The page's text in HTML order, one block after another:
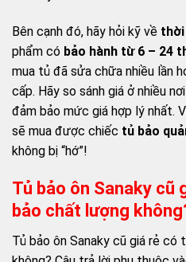
Bên cạnh đó, hãy hỏi kỹ về thời
phẩm có bảo hành từ 6 – 24
mua tủ đã sửa chữa nhiều lần
cấp. Hãy so sánh giá ở nhiều
đảm bảo mức giá hợp lý nhất.
sẽ mua được chiếc tủ bảo
không bị “hớ”!
Tủ bảo ôn Sanaky cũ
bảo chất lượng
Tủ bảo ôn Sanaky cũ giá rẻ